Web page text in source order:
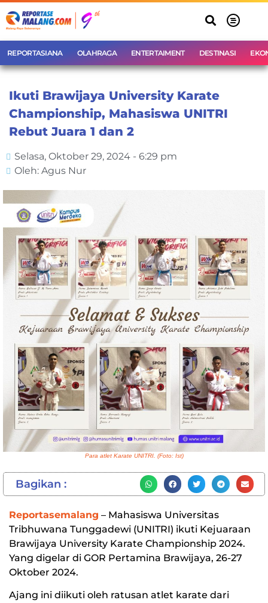
REPORTASIANA OLAHRAGA ENTERTAIMENT DESTINASI
Ikuti Brawijaya University Karate
Championship, Mahasiswa UNITRI
Rebut Juara 1 dan 2
Selasa, Oktober 29, 2024 - 6:29 pm
Oleh: Agus Nur
Para atlet Karate UNITRI. (Foto: Ist)
Bagikan :
Reportasemalang – Mahasiswa Universitas
Tribhuwana Tunggadewi (UNITRI) ikuti Kejuaraan
Brawijaya University Karate Championship 2024.
Yang digelar di GOR Pertamina Brawijaya, 26-27
Oktober 2024.
Ajang ini diikuti oleh ratusan atlet karate dari